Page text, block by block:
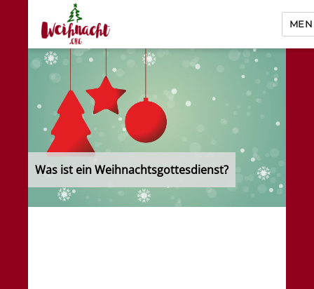
Weihnacht.org
Was ist ein Weihnachtsgottesdienst?